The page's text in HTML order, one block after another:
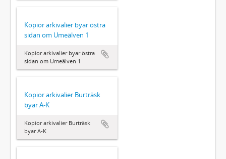
Kopior arkivalier byar östra
sidan om Umeälven 1
Kopior arkivalier byar östra
sidan om Umeälven 1
Kopior arkivalier Burträsk
byar A-K
Kopior arkivalier Burträsk
byar A-K